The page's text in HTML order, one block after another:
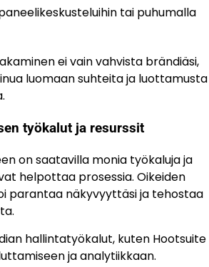
tai puhumalla
ei vain vahvista brändiäsi,
luomaan suhteita ja luottamusta
työkalut ja resurssit
on saatavilla monia työkaluja ja
helpottaa prosessia. Oikeiden
parantaa näkyvyyttäsi ja tehostaa
hallintatyökalut, kuten Hootsuite
ja analytiikkaan.